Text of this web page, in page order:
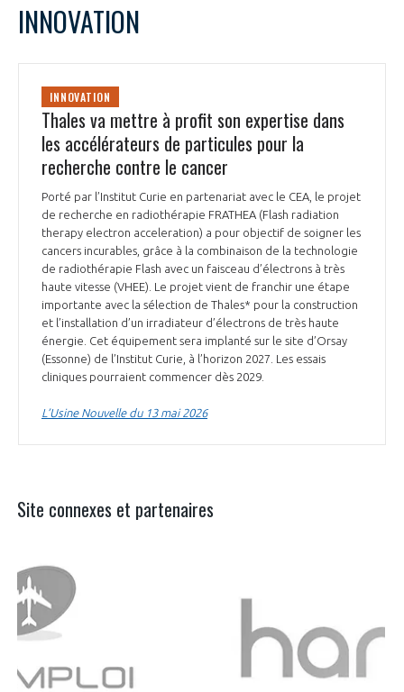
INNOVATION
INNOVATION
Thales va mettre à profit son expertise dans
les accélérateurs de particules pour la
recherche contre le cancer
Porté par l’Institut Curie en partenariat avec le CEA, le projet
de recherche en radiothérapie FRATHEA (Flash radiation
therapy electron acceleration) a pour objectif de soigner les
cancers incurables, grâce à la combinaison de la technologie
de radiothérapie Flash avec un faisceau d’électrons à très
haute vitesse (VHEE). Le projet vient de franchir une étape
importante avec la sélection de Thales* pour la construction
et l’installation d’un irradiateur d’électrons de très haute
énergie. Cet équipement sera implanté sur le site d’Orsay
(Essonne) de l’Institut Curie, à l’horizon 2027. Les essais
cliniques pourraient commencer dès 2029.
L’Usine Nouvelle du 13 mai 2026
Site connexes et partenaires